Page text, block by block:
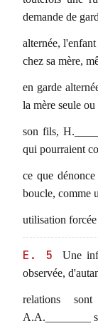
demande de
alternée,
chez sa mère,
en garde
la mère seule ou
son fils,
qui pourraient
ce que
boucle, comme
utilisation
E. 5
Une
observée,
relations
A.A.________